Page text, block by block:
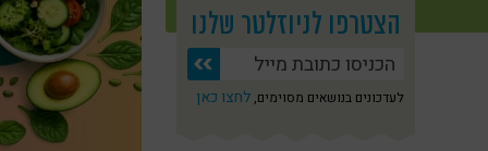
הצטרפו לניוזלטר שלנו
לעדכונים בנושאים מסוימים, לחצו כאן